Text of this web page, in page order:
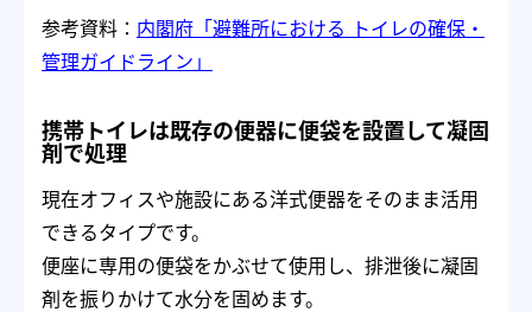
参考資料： 内閣府「避難所における トイレの確保・
管理ガイドライン」
携帯トイレは既存の便器に便袋を設置して凝固
剤で処理
現在オフィスや施設にある洋式便器をそのまま活用
できるタイプです。
便座に専用の便袋をかぶせて使用し、排泄後に凝固
剤を振りかけて水分を固めます。